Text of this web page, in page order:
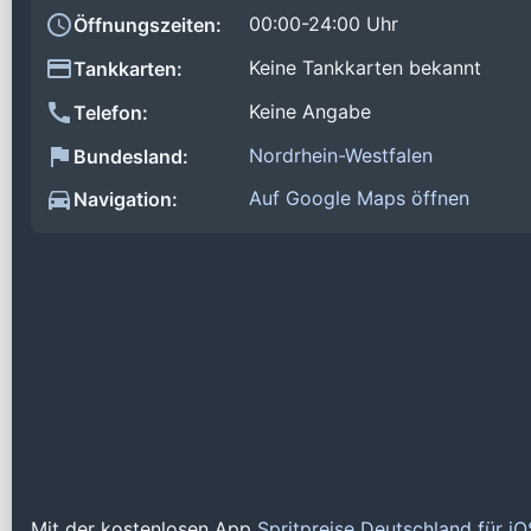
Öffnungszeiten:
00:00-24:00 Uhr
Tankkarten:
Keine Tankkarten bekannt
Telefon:
Keine Angabe
Bundesland:
Nordrhein-Westfalen
Navigation:
Auf Google Maps öffnen